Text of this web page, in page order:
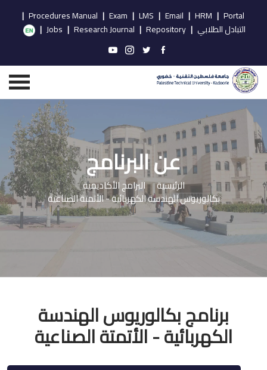
Portal
|
HRM
|
Email
|
LMS
|
Exam
|
Procedures Manual
|
التبادل الطلابي |
Repository
|
Research Journal
|
Jobs
|
عن البرنامج
الرئيسية البرامج الأكاديمية
بكالوريوس الهندسة الكهربائية - الأتمتة الصناعية
برنامج بكالوريوس الهندسة
الكهربائية - الأتمتة الصناعية